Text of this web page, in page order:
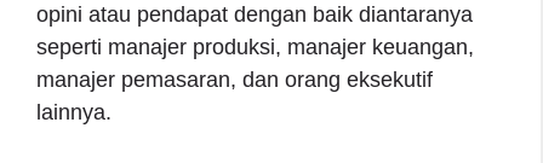
opini atau pendapat dengan baik diantaranya
seperti manajer produksi, manajer keuangan,
manajer pemasaran, dan orang eksekutif
lainnya.